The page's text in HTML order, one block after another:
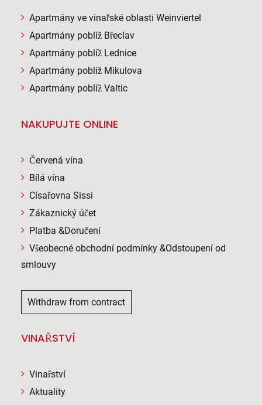
Apartmány ve vinařské oblasti Weinviertel
Apartmány poblíž Břeclav
Apartmány poblíž Lednice
Apartmány poblíž Mikulova
Apartmány poblíž Valtic
NAKUPUJTE ONLINE
Červená vína
Bílá vína
Císařovna Sissi
Zákaznický účet
Platba &Doručení
Všeobecné obchodní podmínky &Odstoupení od
smlouvy
Withdraw from contract
VINAŘSTVÍ
Vinařství
Aktuality